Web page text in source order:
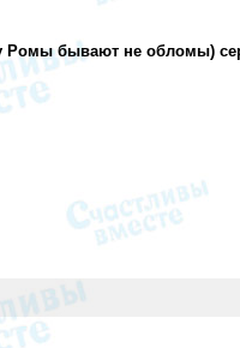
Ромы бывают не обломы)